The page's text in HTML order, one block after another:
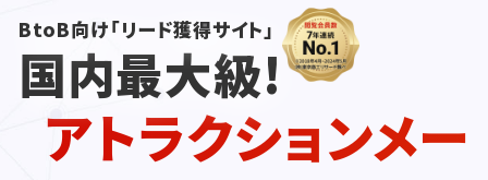
BtoB向け「リード獲得サイト」
国内最大級!
アトラクションメー